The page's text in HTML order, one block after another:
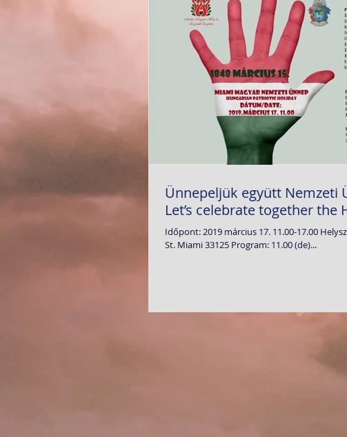
Ünnepeljük együtt Nemzeti
Let’s celebrate together the
Időpont: 2019 március 17. 11.00-17.00
St. Miami 33125 Program: 11.00 (de)...